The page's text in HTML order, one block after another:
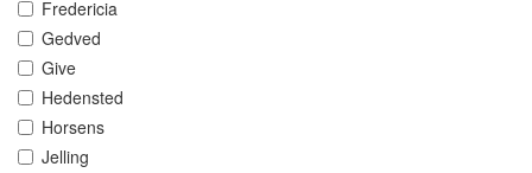
Fredericia
Gedved
Give
Hedensted
Horsens
Jelling